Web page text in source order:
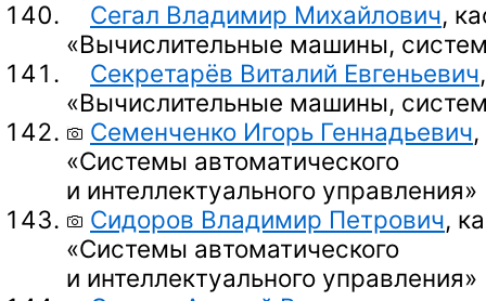
Сегал Владимир Михайлович,
«Вычислительные машины,
Секретарёв Виталий Евгеньевич
«Вычислительные машины,
Семенченко Игорь Геннадьевич
«Системы автоматического
и интеллектуального управления»
Сидоров Владимир Петрович,
«Системы автоматического
и интеллектуального управления»